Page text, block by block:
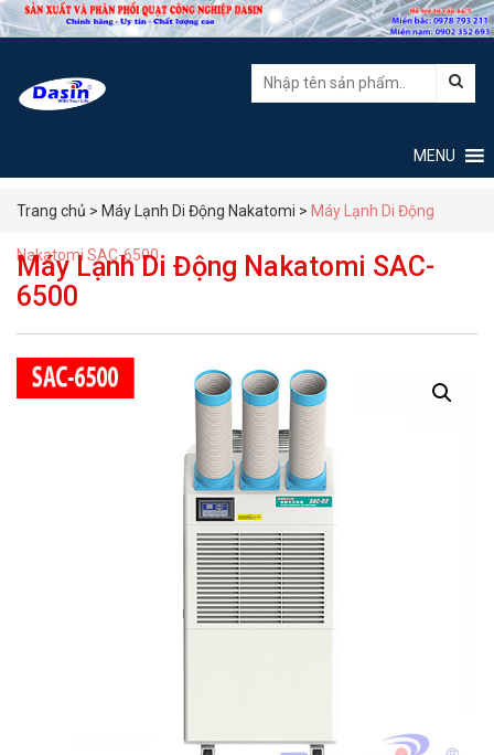
Tìm
kiếm:
Trang chủ > Máy Lạnh Di Động Nakatomi > Máy Lạnh Di Động
Nakatomi SAC-6500
Máy Lạnh Di Động Nakatomi SAC-
6500